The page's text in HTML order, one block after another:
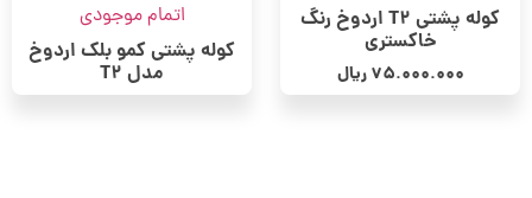
کوله پشتی T2 اردوخ رنگ
خاکستری
75.000.000 ریال
اتمام موجودی
کوله پشتی کمو بلک اردوخ
مدل T2